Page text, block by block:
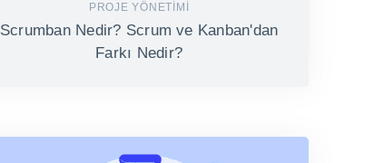
PROJE YÖNETIMI
Scrumban Nedir? Scrum ve Kanban'dan
Farkı Nedir?